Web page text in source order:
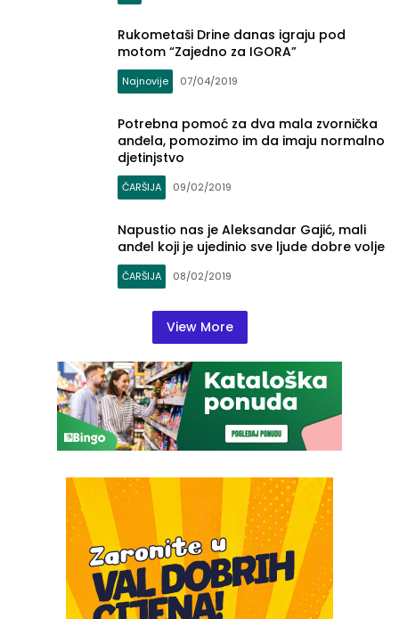
Rukometaši Drine danas igraju pod
motom “Zajedno za IGORA”
Najnovije 07/04/2019
Potrebna pomoć za dva mala zvornička
anđela, pomozimo im da imaju normalno
djetinjstvo
ČARŠIJA 09/02/2019
Napustio nas je Aleksandar Gajić, mali
anđel koji je ujedinio sve ljude dobre volje
ČARŠIJA 08/02/2019
View More